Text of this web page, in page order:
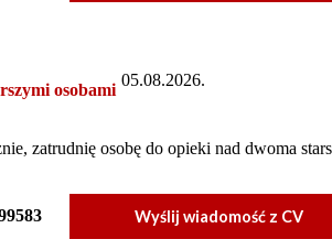
osobami
05.08.2026.
zatrudnię osobę do opieki nad dwoma
Wyślij wiadomość z CV